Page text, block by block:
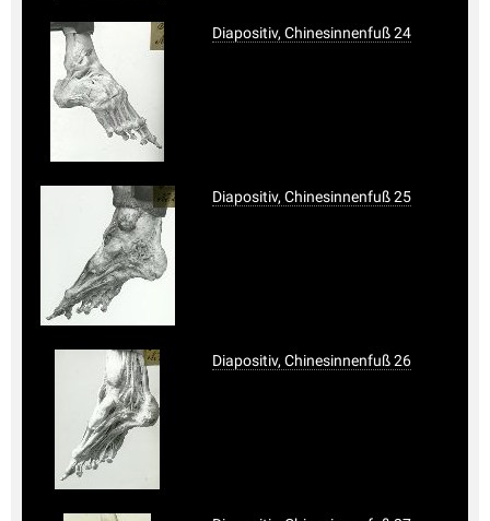
Diapositiv, Chinesinnenfuß 24
Diapositiv, Chinesinnenfuß 25
Diapositiv, Chinesinnenfuß 26